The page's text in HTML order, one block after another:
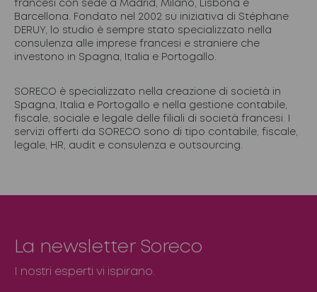
francesi con sede a Madrid, Milano, Lisbona e
Barcellona. Fondato nel 2002 su iniziativa di Stéphane
DERUY, lo studio è sempre stato specializzato nella
consulenza alle imprese francesi e straniere che
investono in Spagna, Italia e Portogallo.
SORECO è specializzato nella creazione di società in
Spagna, Italia e Portogallo e nella gestione contabile,
fiscale, sociale e legale delle filiali di società francesi. I
servizi offerti da SORECO sono di tipo contabile, fiscale,
legale, HR, audit e consulenza e outsourcing.
La newsletter Soreco
I nostri esperti vi ispirano.